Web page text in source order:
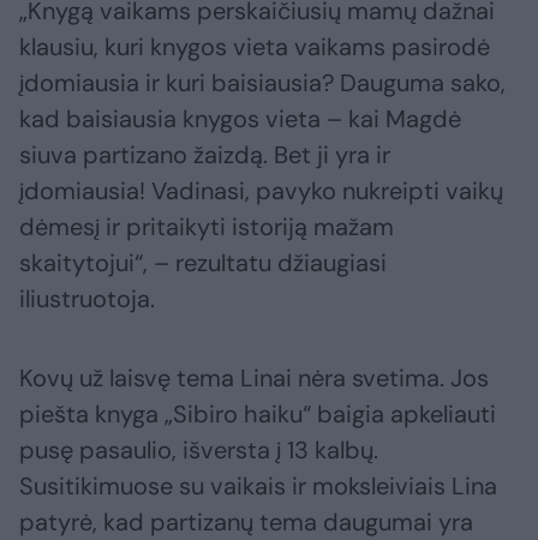
„Knygą vaikams perskaičiusių mamų dažnai
klausiu, kuri knygos vieta vaikams pasirodė
įdomiausia ir kuri baisiausia? Dauguma sako,
kad baisiausia knygos vieta – kai Magdė
siuva partizano žaizdą. Bet ji yra ir
įdomiausia! Vadinasi, pavyko nukreipti vaikų
dėmesį ir pritaikyti istoriją mažam
skaitytojui“, – rezultatu džiaugiasi
iliustruotoja.
Kovų už laisvę tema Linai nėra svetima. Jos
piešta knyga „Sibiro haiku“ baigia apkeliauti
pusę pasaulio, išversta į 13 kalbų.
Susitikimuose su vaikais ir moksleiviais Lina
patyrė, kad partizanų tema daugumai yra